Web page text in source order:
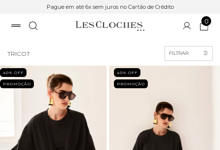
Pague em até 6x sem juros no Cartão de Crédito
0
TRICOT FILTRAR
40% OFF
PROMOÇÃO
40% OFF
PROMOÇÃO